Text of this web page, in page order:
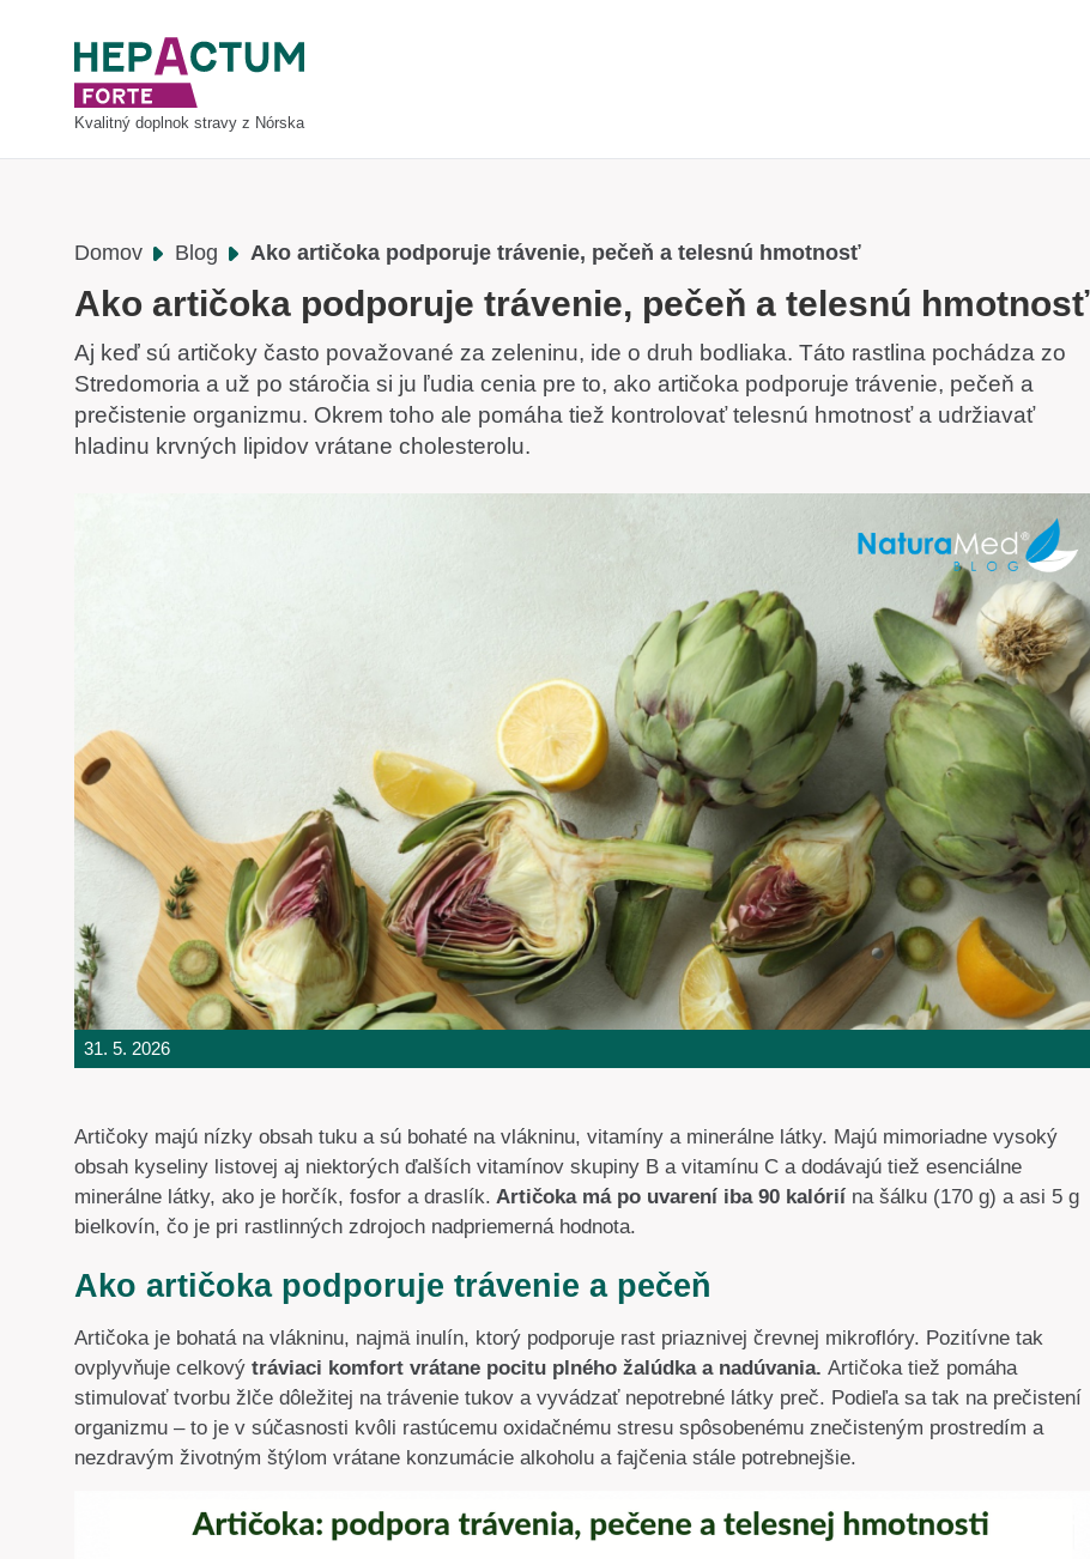
Kvalitný doplnok stravy z Nórska
Domov Blog Ako artičoka podporuje trávenie, pečeň a telesnú hmotnosť
Ako artičoka podporuje trávenie, pečeň a telesnú hmotnosť
Aj keď sú artičoky často považované za zeleninu, ide o druh bodliaka. Táto rastlina pochádza zo
Stredomoria a už po stáročia si ju ľudia cenia pre to, ako artičoka podporuje trávenie, pečeň a
prečistenie organizmu. Okrem toho ale pomáha tiež kontrolovať telesnú hmotnosť a udržiavať
hladinu krvných lipidov vrátane cholesterolu.
31. 5. 2026
Artičoky majú nízky obsah tuku a sú bohaté na vlákninu, vitamíny a minerálne látky. Majú mimoriadne vysoký
obsah kyseliny listovej aj niektorých ďalších vitamínov skupiny B a vitamínu C a dodávajú tiež esenciálne
minerálne látky, ako je horčík, fosfor a draslík. Artičoka má po uvarení iba 90 kalórií na šálku (170 g) a asi 5 g
bielkovín, čo je pri rastlinných zdrojoch nadpriemerná hodnota.
Ako artičoka podporuje trávenie a pečeň
Artičoka je bohatá na vlákninu, najmä inulín, ktorý podporuje rast priaznivej črevnej mikroflóry. Pozitívne tak
ovplyvňuje celkový tráviaci komfort vrátane pocitu plného žalúdka a nadúvania. Artičoka tiež pomáha
stimulovať tvorbu žlče dôležitej na trávenie tukov a vyvádzať nepotrebné látky preč. Podieľa sa tak na prečistení
organizmu – to je v súčasnosti kvôli rastúcemu oxidačnému stresu spôsobenému znečisteným prostredím a
nezdravým životným štýlom vrátane konzumácie alkoholu a fajčenia stále potrebnejšie.